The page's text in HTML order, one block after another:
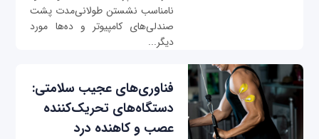
نامناسب نشستن طولانی‌مدت پشت
صندلی‌های کامپیوتر و ده‌ها مورد
دیگر...
فناوری‌های عجیب سلامتی:
دستگاه‌های تحریک‌کننده
عصب و کاهنده درد